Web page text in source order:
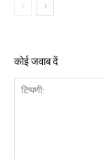
कोई जवाब दें